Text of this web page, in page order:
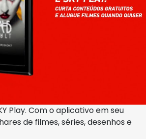
Play. Com o aplicativo em seu
de filmes, séries, desenhos e